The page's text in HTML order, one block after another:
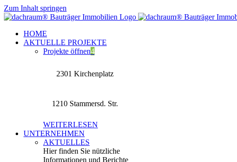
Zum Inhalt springen
HOME
AKTUELLE PROJEKTE
Projekte öffnen4
2301 Kirchenplatz
1210 Stammersd. Str.
WEITERLESEN
UNTERNEHMEN
AKTUELLES
Hier finden Sie nützliche
Informationen und Berichte